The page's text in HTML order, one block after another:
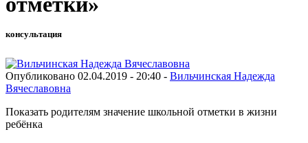
консультация
Опубликовано 02.04.2019 - 20:40 - Вильчинская Надежда
Вячеславовна
Показать родителям значение школьной отметки в жизни
ребёнка